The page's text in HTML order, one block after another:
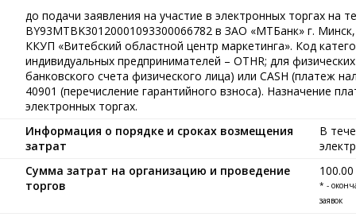
до подачи заявления на участие в электронных торгах на
BY93MTBK30120001093300066782 в ЗАО «МТБанк» г.
ККУП «Витебский областной центр маркетинга». Код
индивидуальных предпринимателей – OTHR; для
банковского счета физического лица) или CASH (платеж
40901 (перечисление гарантийного взноса). Назначение
электронных торгах.
Информация о порядке и сроках возмещения
затрат
В
Сумма затрат на организацию и проведение
торгов
* -
заявок